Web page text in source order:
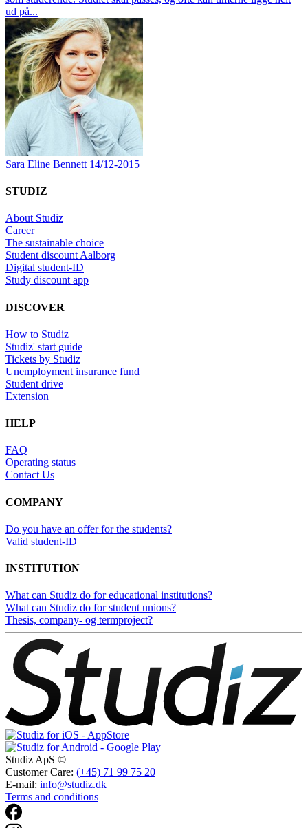
ud på...
Sara Eline Bennett 14/12-2015
STUDIZ
About Studiz
Career
The sustainable choice
Student discount Aalborg
Digital student-ID
Study discount app
DISCOVER
How to Studiz
Studiz' start guide
Tickets by Studiz
Unemployment insurance fund
Student drive
Extension
HELP
FAQ
Operating status
Contact Us
COMPANY
Do you have an offer for the students?
Valid student-ID
INSTITUTION
What can Studiz do for educational institutions?
What can Studiz do for student unions?
Thesis, company- og termproject?
Studiz ApS ©
Customer Care: (+45) 71 99 75 20
E-mail: info@studiz.dk
Terms and conditions